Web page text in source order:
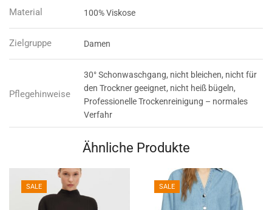
Material 100% Viskose
Zielgruppe Damen
Pflegehinweise
30° Schonwaschgang, nicht bleichen, nicht für
den Trockner geeignet, nicht heiß bügeln,
Professionelle Trockenreinigung – normales
Verfahr
Ähnliche Produkte
SALE SALE